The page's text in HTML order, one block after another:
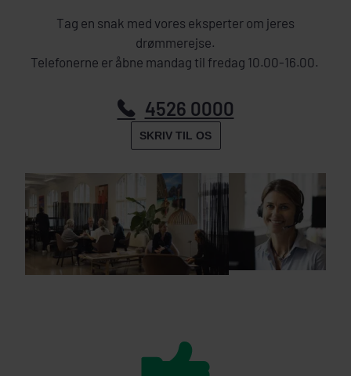
Tag en snak med vores eksperter om jeres
drømmerejse.
Telefonerne er åbne mandag til fredag 10.00-16.00.
4526 0000
SKRIV TIL OS